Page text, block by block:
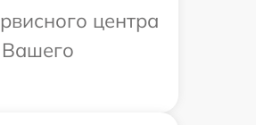
центра